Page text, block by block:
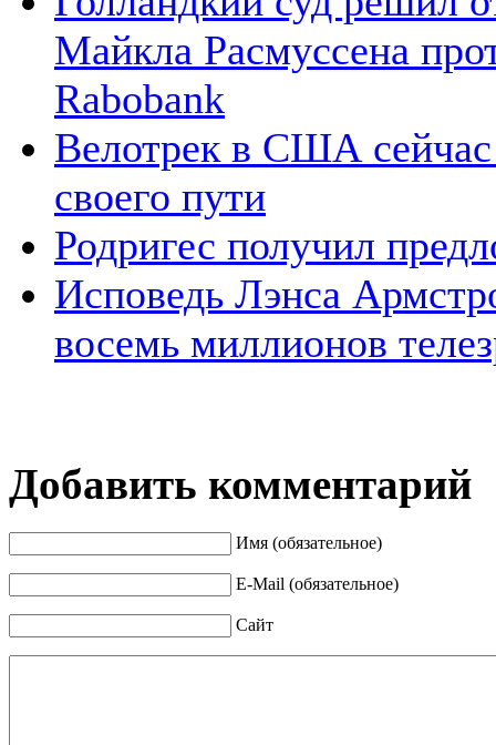
Майкла Расмуссена
Rabobank
Велотрек в США сейчас
своего пути
Родригес получил
Исповедь Лэнса
восемь миллионов
Добавить комментарий
Имя (обязательное)
E-Mail (обязательное)
Сайт